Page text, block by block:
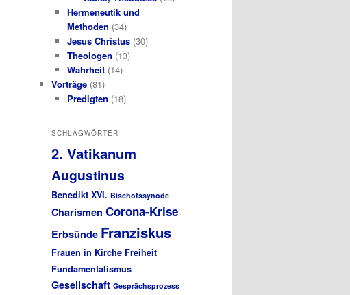
Hermeneutik und
Methoden (34)
Jesus Christus(30)
Theologen (13)
Wahrheit(14)
Vorträge (81)
Predigten (18)
SCHLAGWÖRTER
2. Vatikanum
Augustinus
Benedikt XVI. Bischofssynode
Charismen Corona-Krise
Erbsünde Franziskus
Frauen in Kirche Freiheit
Fundamentalismus
Gesellschaft Gesprächsprozess